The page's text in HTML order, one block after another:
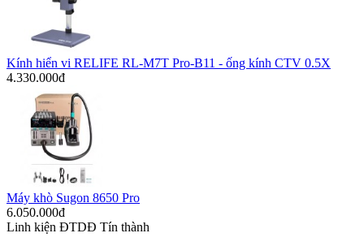
Kính hiển vi RELIFE RL-M7T Pro-B11 - ống kính CTV 0.5X
4.330.000đ
Máy khò Sugon 8650 Pro
6.050.000đ
Linh kiện ĐTDĐ Tín thành